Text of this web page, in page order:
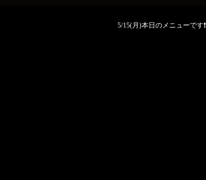
5/15(月)本日のメニューです❗